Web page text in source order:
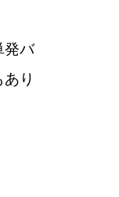
発バ
り